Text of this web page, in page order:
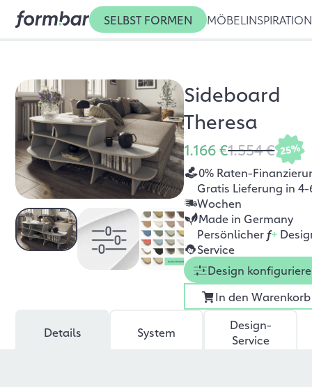
SELBST FORMEN MÖBEL INSPIRATION
Sideboard
Theresa
1.166 €1.554 € 25%
0% Raten-
Gratis Lieferung in 4-
Wochen
Made in Germany
Persönlicher f+
Service
Design
In den Warenkorb
Details System
Design-
Service